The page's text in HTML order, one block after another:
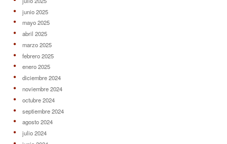
junio 2025
mayo 2025
abril 2025
marzo 2025
febrero 2025
enero 2025
diciembre 2024
noviembre 2024
octubre 2024
septiembre 2024
agosto 2024
julio 2024